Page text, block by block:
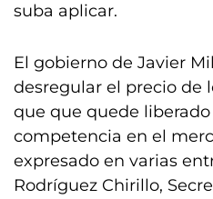
suba aplicar.
El gobierno de Javier
desregular el precio de
que que quede liberado
competencia en el
expresado en varias
Rodríguez Chirillo,